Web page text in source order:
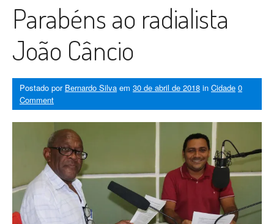
Parabéns ao radialista
João Câncio
Postado por Bernardo Silva em 30 de abril de 2018 in Cidade 0
Comment